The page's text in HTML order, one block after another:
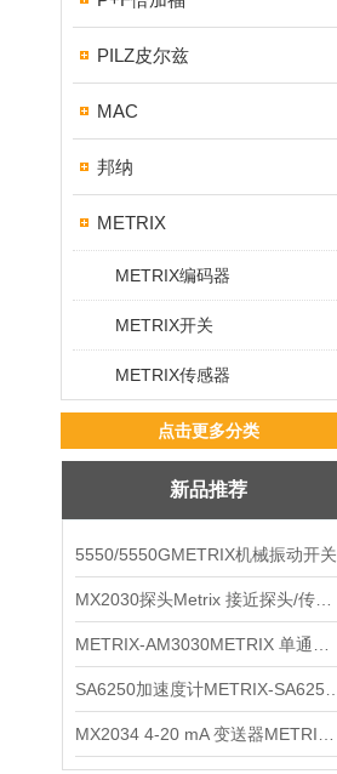
PILZ皮尔兹
MAC
邦纳
METRIX
METRIX编码器
METRIX开关
METRIX传感器
点击更多分类
新品推荐
5550/5550GMETRIX机械振动开关